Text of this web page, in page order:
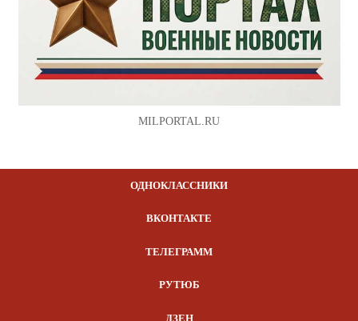
MILPORTAL.RU
ОДНОКЛАССНИКИ
ВКОНТАКТЕ
ТЕЛЕГРАММ
РУТЮБ
ДЗЕН